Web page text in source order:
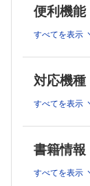
Q-14 タグリッ
Q-15 肺がん患
Q-16 肺がん患
Q-18 ホルモン
Q-20 体重が減
Q-22 ヴォトリ
Q-25 ザイティ
Q-26 オプジー
Q-27 オピオ
Q-28 がん疼痛
肺がん
がん薬物
乳がん
がん薬物
がん薬物
膵臓がん
卵巣がん
便利機能
すべてを表示
対応機種
すべてを表示
書籍情報
すべてを表示